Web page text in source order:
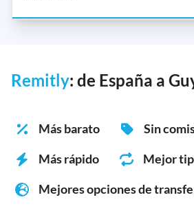
Remitly: de España a
Más barato
Sin
Más rápido
Mejor
Mejores opciones de